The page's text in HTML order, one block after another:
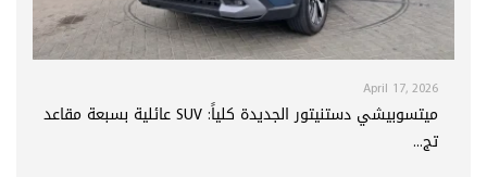
April 17, 2026
ميتسوبيشي دستنيتور الجديدة كلياً: SUV عائلية بسبعة مقاعد
تج...